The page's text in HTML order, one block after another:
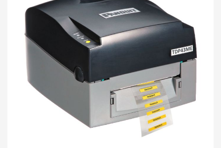
Ende
der
Bildergalerie